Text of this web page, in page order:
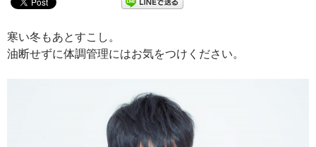
寒い冬もあとすこし。
油断せずに体調管理にはお気をつけください。